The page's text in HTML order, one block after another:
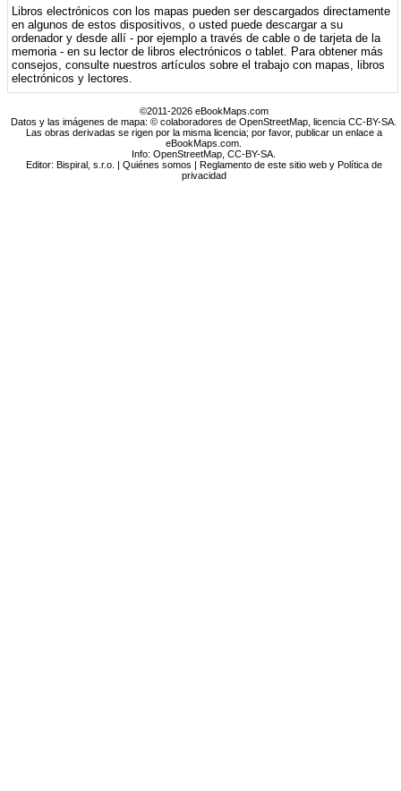
Libros electrónicos con los mapas pueden ser descargados directamente
en algunos de estos dispositivos, o usted puede descargar a su
ordenador y desde allí - por ejemplo a través de cable o de tarjeta de la
memoria - en su lector de libros electrónicos o tablet. Para obtener más
consejos, consulte nuestros artículos sobre el trabajo con mapas, libros
electrónicos y lectores.
©2011-2026 eBookMaps.com
Datos y las imágenes de mapa: © colaboradores de OpenStreetMap, licencia CC-BY-SA.
Las obras derivadas se rigen por la misma licencia; por favor, publicar un enlace a
eBookMaps.com.
Info:OpenStreetMap ,CC-BY-SA
Editor: Bispiral, s.r.o. | Quiénes somos | Reglamento de este sitio web y Política de
privacidad